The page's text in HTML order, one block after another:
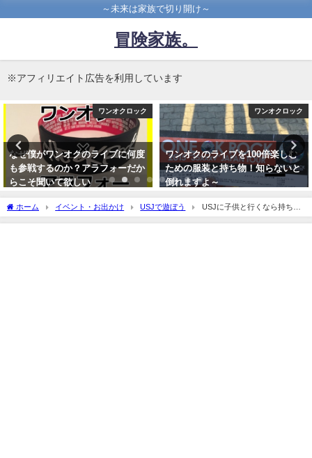
～未来は家族で切り開け～
冒険家族。
※アフィリエイト広告を利用しています
ワンオクロック
ワンオクのライブを100倍楽しむ
ための服装と持ち物！知らないと
倒れますよ～
ワンオクロック
やべぇ！takaに、あと５cm？超
感動のワンオクambitionsツアー
徳島での奇跡！
ホーム イベント・お出かけ USJで遊ぼう
USJに子供と行くなら持ち物
はこれ持っていくベシ！